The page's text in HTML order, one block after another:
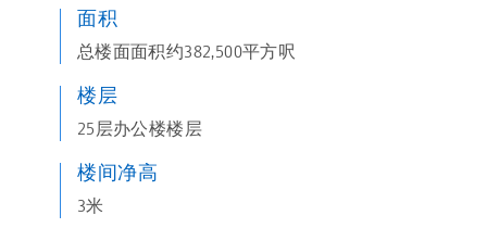
面积
总楼面面积约382,500平方呎
楼层
25层办公楼楼层
楼间净高
3米